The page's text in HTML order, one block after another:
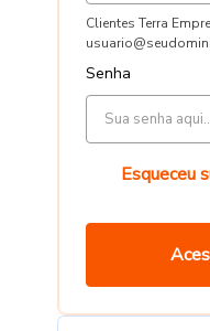
Clientes Terra
Senha
Esqueceu